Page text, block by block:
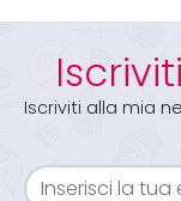
Iscriviti alla mia